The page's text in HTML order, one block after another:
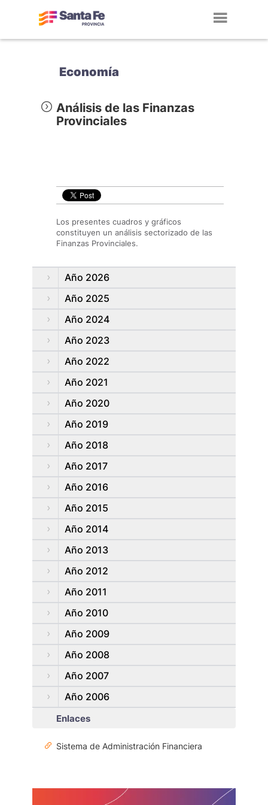
Economía
Análisis de las Finanzas
Provinciales
Los presentes cuadros y gráficos
constituyen un análisis sectorizado de las
Finanzas Provinciales.
Año 2026
Año 2025
Año 2024
Año 2023
Año 2022
Año 2021
Año 2020
Año 2019
Año 2018
Año 2017
Año 2016
Año 2015
Año 2014
Año 2013
Año 2012
Año 2011
Año 2010
Año 2009
Año 2008
Año 2007
Año 2006
Enlaces
Sistema de Administración Financiera